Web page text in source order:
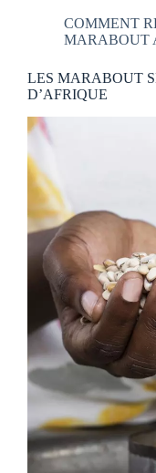
COMMENT
MARABOUT
LES MARABOUT
D’AFRIQUE